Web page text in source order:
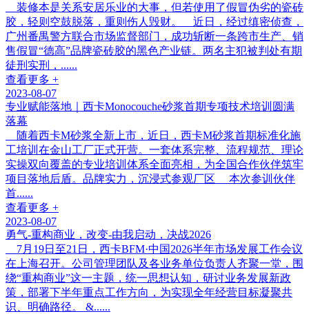
装修本是关系安居乐业的大事，但若使用了假冒伪劣的瓷砖
胶，轻则空鼓脱落，重则伤人毁财。 近日，经过缜密侦查，
广州番禺警方联合市场监督部门，成功斩断一条跨市生产、销
售假冒“德高”品牌瓷砖胶的黑色产业链。两名主犯被判处有期
徒刑实刑，......
查看更多 +
2023-08-07
专业赋能落地｜西卡Monocouche砂浆首期专项技术培训圆满
落幕
随着西卡M砂浆全新上市，近日，西卡M砂浆首期标准化施
工培训在金山工厂正式开营。一套体系完整、流程规范、理论
实操双向覆盖的专业培训体系全面亮相，为全国合作伙伴筑牢
项目落地后盾。品牌实力，沉浸式参观厂区 本次参训伙伴
首......
查看更多 +
2023-08-07
勇气-重构商业，改变-由我启动，决战2026
7月19日至21日，西卡BFM·中国2026半年市场发展工作会议
在上海召开。公司管理团队及各业务单位负责人齐聚一堂，围
绕“重构商业”这一主题，统一思想认知，研讨业务发展新政
策，部署下半年重点工作方向，为实现全年经营目标凝聚共
识、明确路径。 &......